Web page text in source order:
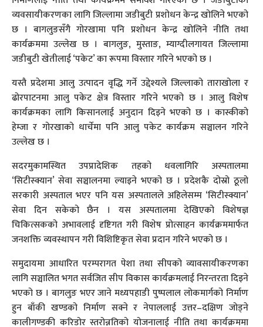
व्यवसायीकरणका लागि जिल्लामा जडीबुटी प्रशोधन केन्द्र खोलिने भएको
छ । बागलुङसँगै गोरखामा पनि प्रशोधन केन्द्र खोलिने नीति तथा
कार्यक्रममा उल्लेख छ । बागलुङ, मुस्ताङ, म्याग्दीलगायत जिल्लामा
जडीबुटी खेतीलाई ‘पकेट’ का रूपमा विस्तार गरिने भएको छ ।
यस्तै प्रदेशमा आलु उत्पादन वृद्धि गर्ने उद्देश्यले जिल्लाको ताराखोला र
ढोरपाटनमा आलु पकेट क्षेत्र विस्तार गरिने भएको छ । आलु विशेष
कार्यक्रमका लागि किसानलाई अनुदान दिइने भएको छ । कास्कीको
हेम्जा र गोरखाको धार्चेमा पनि आलु पकेट कार्यक्रम सञ्चालन गरिने
उल्लेख छ ।
सदरमुकामस्थित उपप्रादेशिक तहको धवलागिरि अस्पतालमा
‘सिटीस्क्यान’ सेवा सञ्चालनमा ल्याइने भएको छ । प्रदेशकै दोस्रो ठूलो
सरकारी अस्पताल भएर पनि यस अस्पतालले अहिलेसम्म ‘सिटीस्क्यान’
सेवा दिन सकेको छैन । यस अस्पतालमा देखिएको विशेषज्ञ
चिकित्सकको अभावलाई दृष्टिगत गरी विशेष प्रोत्साहन कार्यक्रममार्फत
जनशक्ति व्यवस्थापन गरी विशिष्टिकृत सेवा प्रदान गरिने भएको छ ।
समुदायमा आधारित परम्परागत पेशा तथा सीपको व्यावसायीकरणका
लागि सञ्चालित भगत सर्वजित सीप विकास कार्यक्रमलाई निरन्तरता दिइने
भएको छ । बागलुङ भएर जाने मध्यपहाडी पुष्पलाल लोकमार्गको निर्माण
हुन बाँकी खण्डको निर्माण सक्ने र नेपाललाई उत्तर–दक्षिण जोड्ने
कालीगण्डकी करिडोर स्तरोन्नतिको योजनालाई नीति तथा कार्यक्रममा